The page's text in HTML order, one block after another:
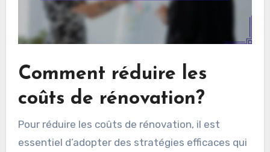
Comment réduire les
coûts de rénovation?
Pour réduire les coûts de rénovation, il est
essentiel d’adopter des stratégies efficaces qui